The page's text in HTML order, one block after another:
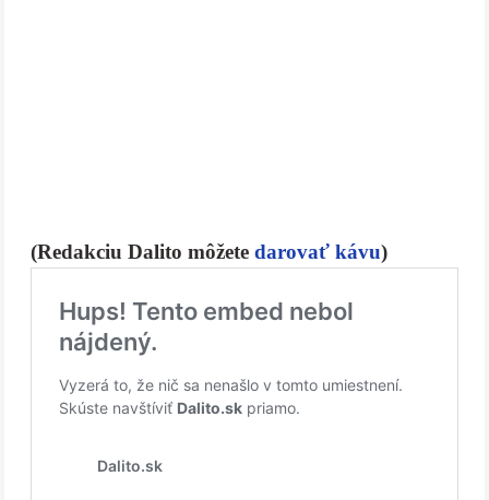
(Redakciu Dalito môžete darovať kávu)